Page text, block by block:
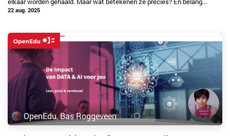
22 aug. 2025
OpenEdu, Bas Roggeveen